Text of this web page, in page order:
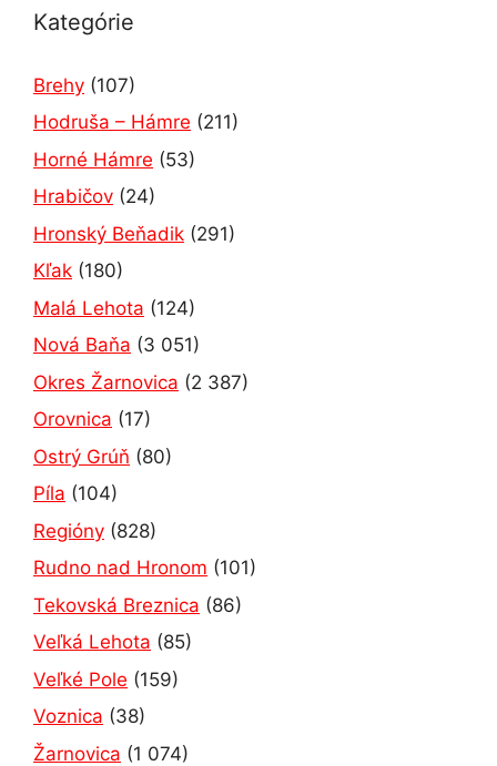
Kategórie
Brehy (107)
Hodruša – Hámre (211)
Horné Hámre (53)
Hrabičov (24)
Hronský Beňadik (291)
Kľak (180)
Malá Lehota (124)
Nová Baňa (3 051)
Okres Žarnovica (2 387)
Orovnica (17)
Ostrý Grúň (80)
Píla (104)
Regióny (828)
Rudno nad Hronom (101)
Tekovská Breznica (86)
Veľká Lehota (85)
Veľké Pole (159)
Voznica (38)
Žarnovica (1 074)